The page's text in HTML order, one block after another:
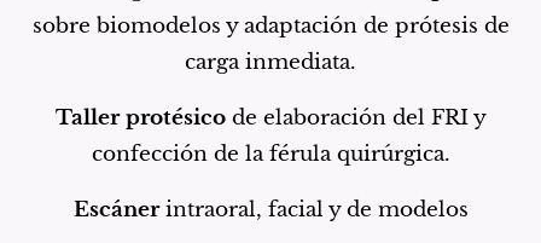
sobre biomodelos y adaptación de prótesis de
carga inmediata.
Taller protésicode elaboración del FRI y
confección de la férula quirúrgica.
Escánerintraoral, facial y de modelos